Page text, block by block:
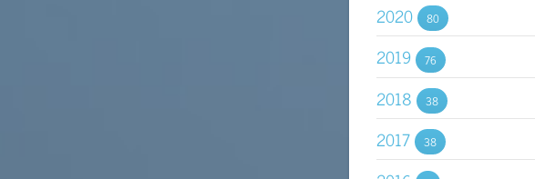
2020 80
2019 76
2018 38
2017 38